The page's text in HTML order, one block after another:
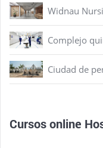
Widnau
Complejo
Ciudad de
Cursos online